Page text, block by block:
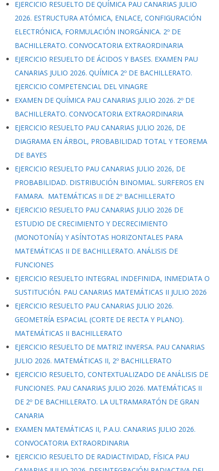
EJERCICIO RESUELTO DE QUÍMICA PAU CANARIAS JULIO
2026. ESTRUCTURA ATÓMICA, ENLACE, CONFIGURACIÓN
ELECTRÓNICA, FORMULACIÓN INORGÁNICA. 2º DE
BACHILLERATO. CONVOCATORIA EXTRAORDINARIA
EJERCICIO RESUELTO DE ÁCIDOS Y BASES. EXAMEN PAU
CANARIAS JULIO 2026. QUÍMICA 2º DE BACHILLERATO.
EJERCICIO COMPETENCIAL DEL VINAGRE
EXAMEN DE QUÍMICA PAU CANARIAS JULIO 2026. 2º DE
BACHILLERATO. CONVOCATORIA EXTRAORDINARIA
EJERCICIO RESUELTO PAU CANARIAS JULIO 2026, DE
DIAGRAMA EN ÁRBOL, PROBABILIDAD TOTAL Y TEOREMA
DE BAYES
EJERCICIO RESUELTO PAU CANARIAS JULIO 2026, DE
PROBABILIDAD. DISTRIBUCIÓN BINOMIAL. SURFEROS EN
FAMARA. MATEMÁTICAS II DE 2º BACHILLERATO
EJERCICIO RESUELTO PAU CANARIAS JULIO 2026 DE
ESTUDIO DE CRECIMIENTO Y DECRECIMIENTO
(MONOTONÍA) Y ASÍNTOTAS HORIZONTALES PARA
MATEMÁTICAS II DE BACHILLERATO. ANÁLISIS DE
FUNCIONES
EJERCICIO RESUELTO INTEGRAL INDEFINIDA, INMEDIATA O
SUSTITUCIÓN. PAU CANARIAS MATEMÁTICAS II JULIO 2026
EJERCICIO RESUELTO PAU CANARIAS JULIO 2026.
GEOMETRÍA ESPACIAL (CORTE DE RECTA Y PLANO).
MATEMÁTICAS II BACHILLERATO
EJERCICIO RESUELTO DE MATRIZ INVERSA. PAU CANARIAS
JULIO 2026. MATEMÁTICAS II, 2º BACHILLERATO
EJERCICIO RESUELTO, CONTEXTUALIZADO DE ANÁLISIS DE
FUNCIONES. PAU CANARIAS JULIO 2026. MATEMÁTICAS II
DE 2º DE BACHILLERATO. LA ULTRAMARATÓN DE GRAN
CANARIA
EXAMEN MATEMÁTICAS II, P.A.U. CANARIAS JULIO 2026.
CONVOCATORIA EXTRAORDINARIA
EJERCICIO RESUELTO DE RADIACTIVIDAD, FÍSICA PAU